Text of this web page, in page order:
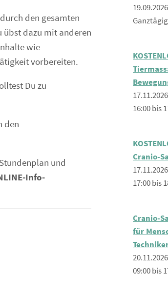
den gesamten
übst dazu mit anderen
wie
vorbereiten.
Du zu
den
und
Info-
Ganztägig
17.11.2026
16:00 bis
Cranio-
17.11.2026
17:00 bis
Cranio-
für
09:00 bis